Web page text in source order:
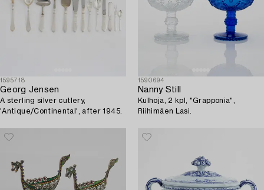
1595718
Georg Jensen
A sterling silver cutlery,
'Antique/Continental', after 1945.
1590694
Nanny Still
Kulhoja, 2 kpl, "Grapponia",
Riihimäen Lasi.